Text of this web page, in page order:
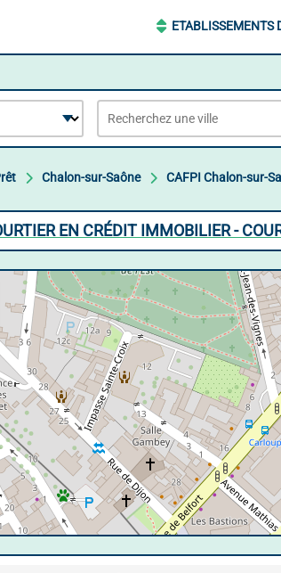
ETABLISSEMENTS
Chalon-sur-Saône CAFPI Chalon-sur-
EN CRÉDIT IMMOBILIER -